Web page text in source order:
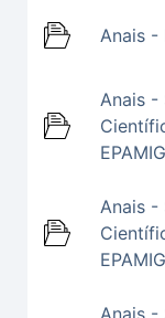
Anais -
Anais -
Anais -